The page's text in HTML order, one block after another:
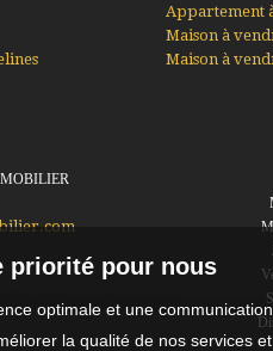
Appartement
Maison à
Maison à
priorité pour nous
optimale et une
la qualité de nos services